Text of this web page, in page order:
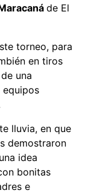
de El
torneo, para
en tiros
una
equipos
lluvia, en que
demostraron
idea
bonitas
e